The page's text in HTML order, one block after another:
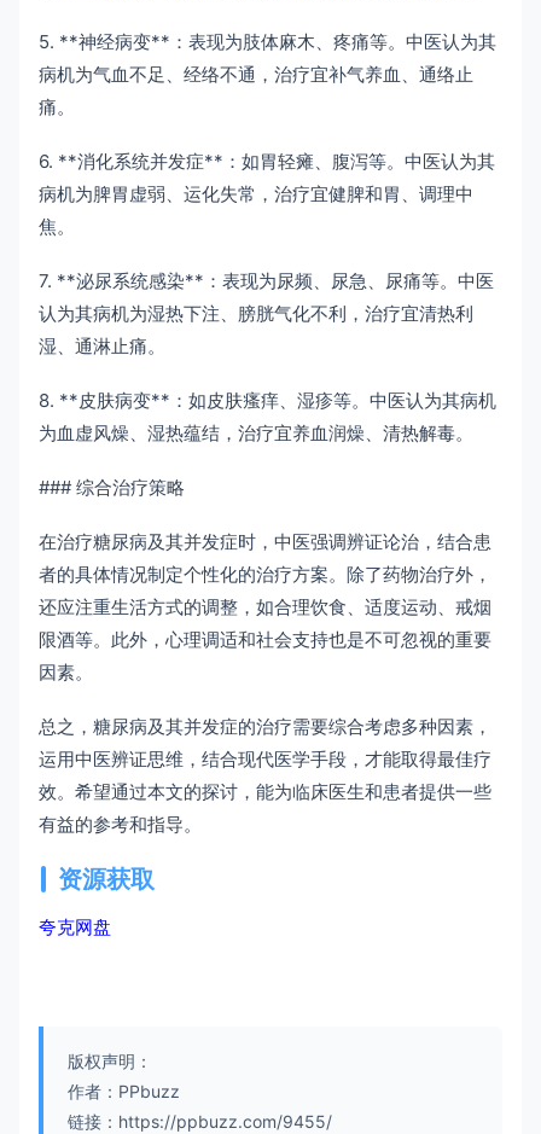
5. **神经病变**：表现为肢体麻木、疼痛等。中医认为其
病机为气血不足、经络不通，治疗宜补气养血、通络止
痛。
6. **消化系统并发症**：如胃轻瘫、腹泻等。中医认为其
病机为脾胃虚弱、运化失常，治疗宜健脾和胃、调理中
焦。
7. **泌尿系统感染**：表现为尿频、尿急、尿痛等。中医
认为其病机为湿热下注、膀胱气化不利，治疗宜清热利
湿、通淋止痛。
8. **皮肤病变**：如皮肤瘙痒、湿疹等。中医认为其病机
为血虚风燥、湿热蕴结，治疗宜养血润燥、清热解毒。
### 综合治疗策略
在治疗糖尿病及其并发症时，中医强调辨证论治，结合患
者的具体情况制定个性化的治疗方案。除了药物治疗外，
还应注重生活方式的调整，如合理饮食、适度运动、戒烟
限酒等。此外，心理调适和社会支持也是不可忽视的重要
因素。
总之，糖尿病及其并发症的治疗需要综合考虑多种因素，
运用中医辨证思维，结合现代医学手段，才能取得最佳疗
效。希望通过本文的探讨，能为临床医生和患者提供一些
有益的参考和指导。
资源获取
夸克网盘
版权声明：
作者：PPbuzz
链接：https://ppbuzz.com/9455/